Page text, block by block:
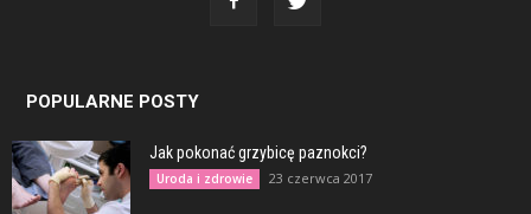
POPULARNE POSTY
Jak pokonać grzybicę paznokci?
Uroda i zdrowie 23 czerwca 2017